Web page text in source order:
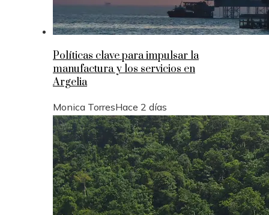
Políticas clave para impulsar la
manufactura y los servicios en
Argelia
Monica TorresHace 2 días